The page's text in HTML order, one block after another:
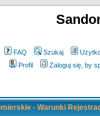
FAQ Szukaj
Profil
Zaloguj się, by
- Warunki